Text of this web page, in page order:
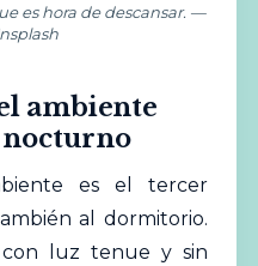
es hora de descansar. —
ambiente
nocturno
es el tercer
al dormitorio.
con luz tenue y sin